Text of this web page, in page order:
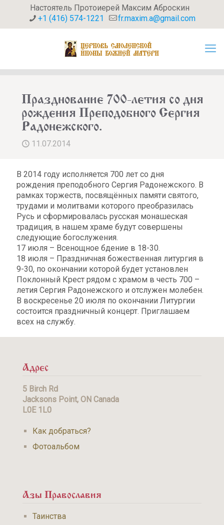
Настоятель Протоиерей Максим Аброскин
+1 (416) 574-1221
fr.maxim.a@gmail.com
Празднование 700-летия со дня
рождения Преподобного Сергия
Радонежского.
11.07.2014
В 2014 году исполняется 700 лет со дня
рождения преподобного Сергия Радонежского. В
рамках торжеств, посвящённых памяти святого,
трудами и молитвами которого преобразилась
Русь и сформировалась русская монашеская
традиция, в нашем храме будут совершены
следующие богослужения.
17 июля – Всенощное бдение в 18-30.
18 июля – Праздничная божественная литургия в
9-30, по окончании которой будет установлен
Поклонный Крест рядом с храмом в честь 700 –
летия Сергия Радонежского и отслужен молебен.
В воскресенье 20 июля по окончании Литургии
состоится праздничный концерт. Приглашаем
всех на службу.
Адрес
5 Birch Rd
Jacksons Point, ON Canada
L0E 1L0
Как добраться?
Фотоальбом
Азы Православия
Таинства